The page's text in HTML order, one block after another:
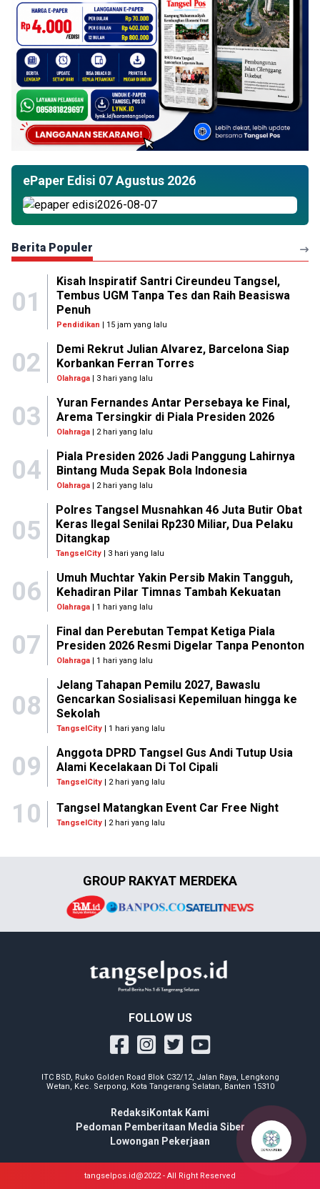
ePaper Edisi 07 Agustus 2026
Berita Populer
01
Kisah Inspiratif Santri Cireundeu Tangsel,
Tembus UGM Tanpa Tes dan Raih Beasiswa
Penuh
Pendidikan | 15 jam yang lalu
02
Demi Rekrut Julian Alvarez, Barcelona Siap
Korbankan Ferran Torres
Olahraga| 3 hari yang lalu
03
Yuran Fernandes Antar Persebaya ke Final,
Arema Tersingkir di Piala Presiden 2026
Olahraga| 2 hari yang lalu
04
Piala Presiden 2026 Jadi Panggung Lahirnya
Bintang Muda Sepak Bola Indonesia
Olahraga| 2 hari yang lalu
05
Polres Tangsel Musnahkan 46 Juta Butir Obat
Keras Ilegal Senilai Rp230 Miliar, Dua Pelaku
Ditangkap
TangselCity | 3 hari yang lalu
06
Umuh Muchtar Yakin Persib Makin Tangguh,
Kehadiran Pilar Timnas Tambah Kekuatan
Olahraga| 1 hari yang lalu
07
Final dan Perebutan Tempat Ketiga Piala
Presiden 2026 Resmi Digelar Tanpa Penonton
Olahraga| 1 hari yang lalu
08
Jelang Tahapan Pemilu 2027, Bawaslu
Gencarkan Sosialisasi Kepemiluan hingga ke
Sekolah
TangselCity| 1 hari yang lalu
09
Anggota DPRD Tangsel Gus Andi Tutup Usia
Alami Kecelakaan Di Tol Cipali
TangselCity| 2 hari yang lalu
10 Tangsel Matangkan Event Car Free Night
TangselCity | 2 hari yang lalu
GROUP RAKYAT MERDEKA
FOLLOW US
ITC BSD, Ruko Golden Road Blok C32/12, Jalan Raya, Lengkong
Wetan, Kec. Serpong, Kota Tangerang Selatan, Banten 15310
Redaksi Kontak Kami
Pedoman Pemberitaan Media Siber
Lowongan Pekerjaan
tangselpos.id@2022 - All Right Reserved